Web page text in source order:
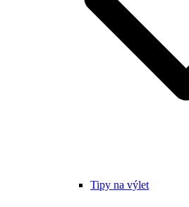
Tipy na výlet